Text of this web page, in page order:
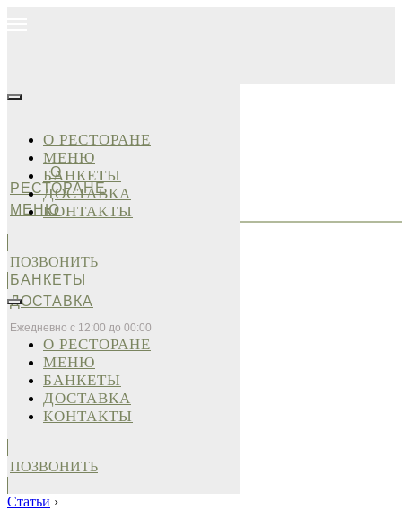
О
РЕСТОРАНЕ
МЕНЮ
БАНКЕТЫ
ДОСТАВКА
Ежедневно с 12:00 до 00:00
О РЕСТОРАНЕ
МЕНЮ
БАНКЕТЫ
ДОСТАВКА
КОНТАКТЫ
ПОЗВОНИТЬ
О РЕСТОРАНЕ
МЕНЮ
БАНКЕТЫ
ДОСТАВКА
КОНТАКТЫ
ПОЗВОНИТЬ
Статьи ›